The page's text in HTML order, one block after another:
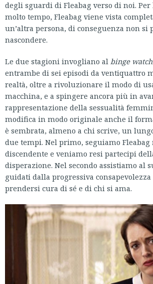
degli sguardi di Fleabag verso di noi.
molto tempo, Fleabag viene vista
un’altra persona, di conseguenza non si
nascondere.
Le due stagioni invogliano al binge
entrambe di sei episodi da ventiquattro
realtà, oltre a rivoluzionare il modo di
macchina, e a spingere ancora più in
rappresentazione della sessualità
modifica in modo originale anche il
è sembrata, almeno a chi scrive, un
due tempi. Nel primo, seguiamo
discendente e veniamo resi partecipi
disperazione. Nel secondo assistiamo al
guidati dalla progressiva
prendersi cura di sé e di chi si ama.